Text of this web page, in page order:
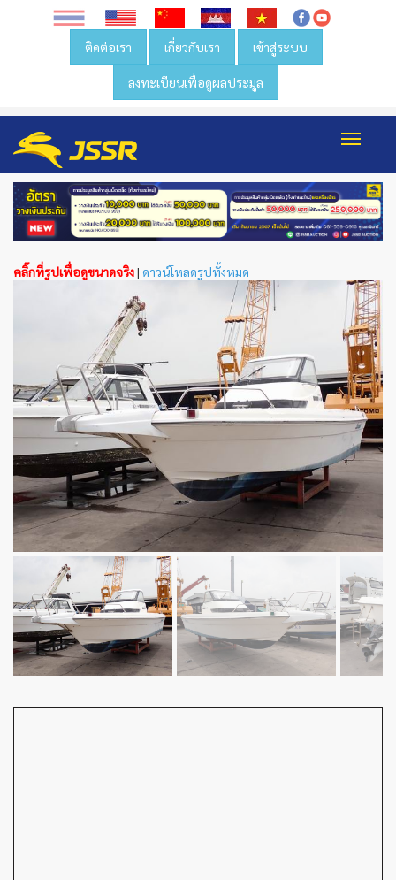
ติดต่อเรา เกี่ยวกับเรา เข้าสู่ระบบ
ลงทะเบียนเพื่อดูผลประมูล
คลิ๊กที่รูปเพื่อดูขนาดจริง| ดาวน์โหลดรูปทั้งหมด